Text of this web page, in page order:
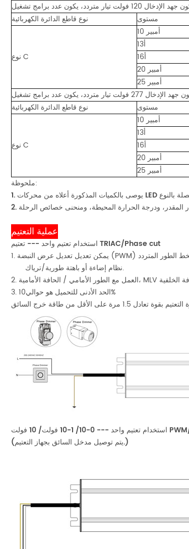
نوع قاطع الدائرة الكهربائية
مستوى
نوع C
10 أمبير
13أ
16أ
20 أمبير
25 أمبير
نوع قاطع الدائرة الكهربائية
مستوى
نوع C
10 أمبير
13أ
16أ
20 أمبير
25 أمبير
ملحوظة:
1.
2.
عملية التعتيم
استخدام تعتيم واحد --- تعتيم TRIAC/Phase cut
نظام إضاءة أو باهتة طورية/ترياك.
3. الحد الأدنى للتحميل هو حوالي 1
0%
(يتم توصيل مدخل السائق بجهاز التعتيم.)